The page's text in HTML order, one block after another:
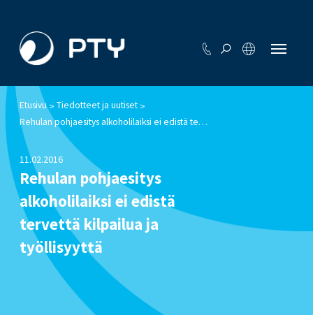
Etusivu> Tiedotteet ja uutiset >
Rehulan pohjaesitys alkoholilaiksi ei edistä tervettä kilpailua ja työllisyyttä
11.02.2016
Rehulan pohjaesitys
alkoholilaiksi ei edistä
tervettä kilpailua ja
työllisyyttä